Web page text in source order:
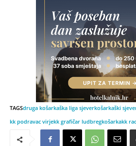
TAGSdruga košarkaška liga sjeverkošarkaški
kk podravac virjekk grafičar ludbregkošarkakk